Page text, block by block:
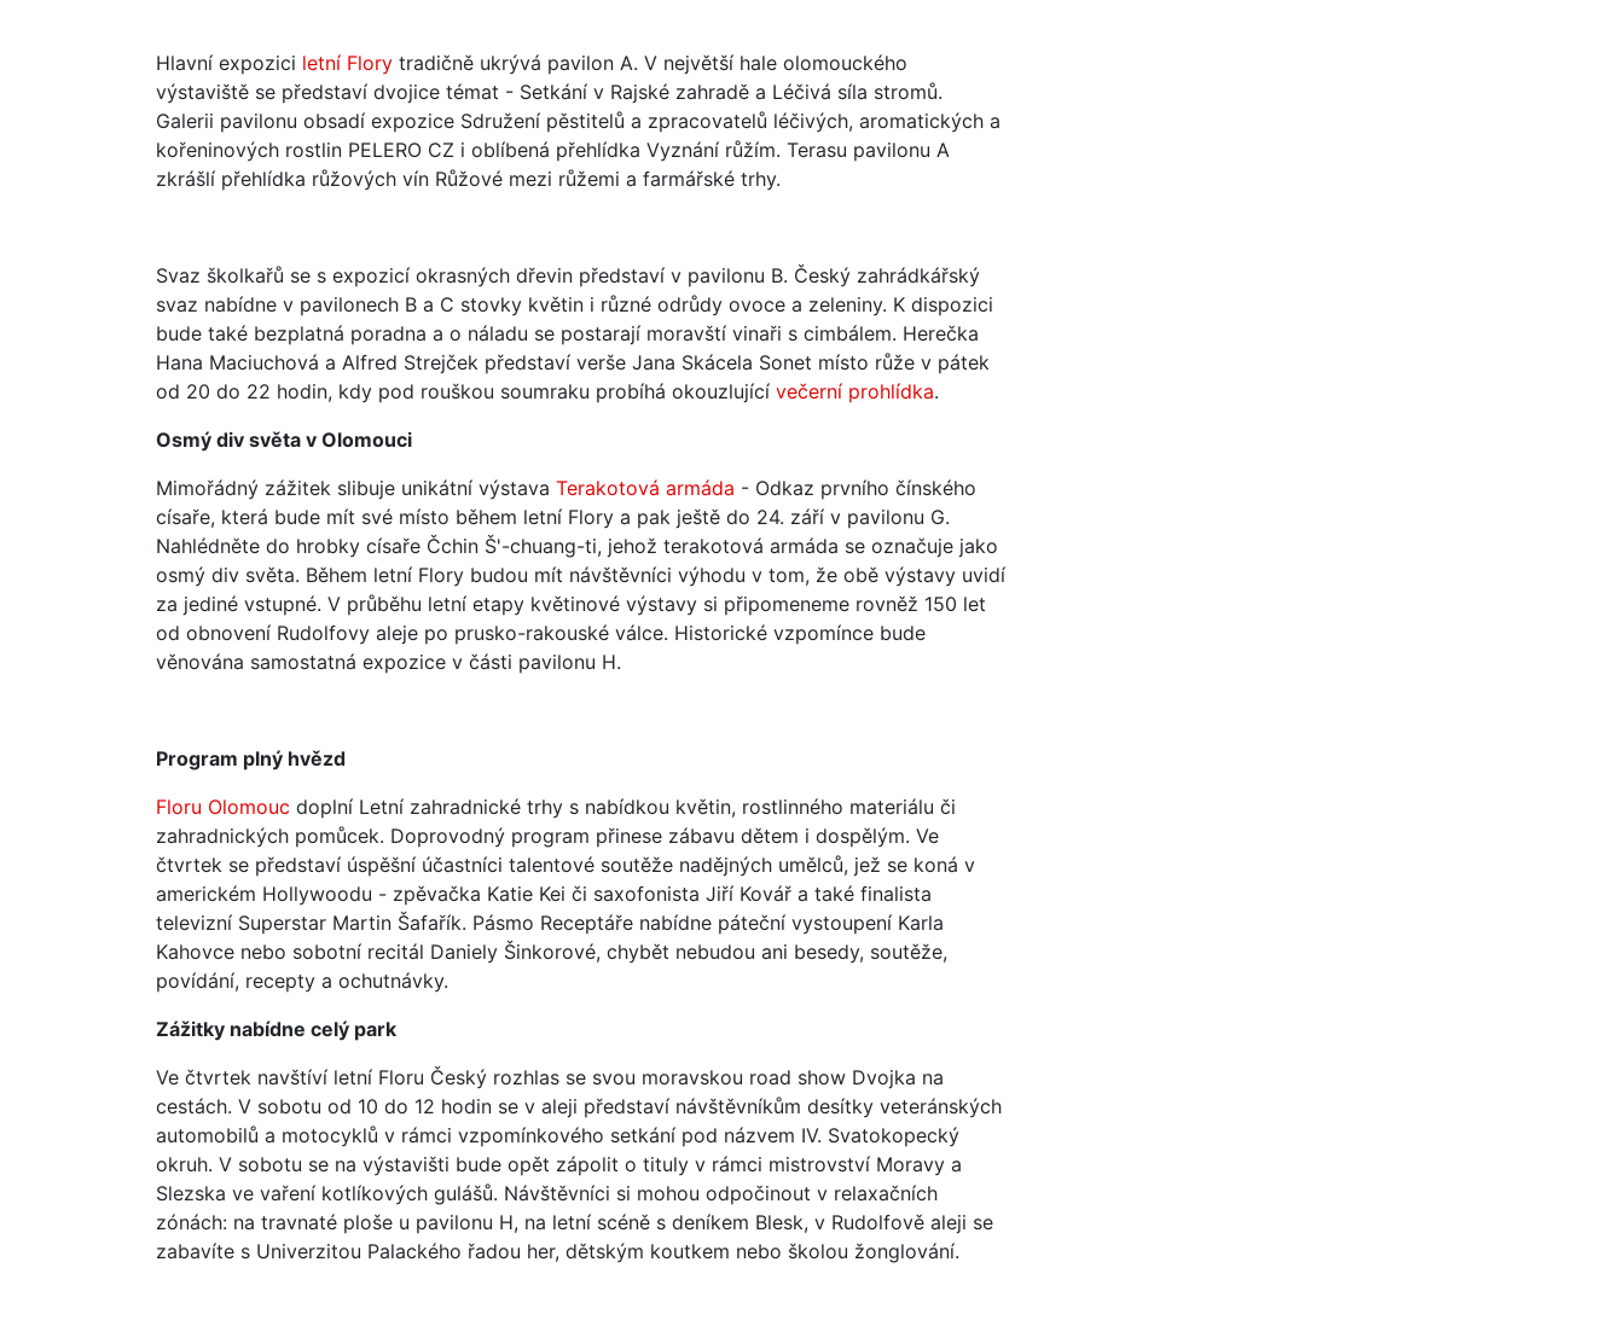
Hlavní expozici letní Flory tradičně ukrývá pavilon A. V největší hale olomouckého
výstaviště se představí dvojice témat - Setkání v Rajské zahradě a Léčivá síla stromů.
Galerii pavilonu obsadí expozice Sdružení pěstitelů a zpracovatelů léčivých, aromatických a
kořeninových rostlin PELERO CZ i oblíbená přehlídka Vyznání růžím. Terasu pavilonu A
zkrášlí přehlídka růžových vín Růžové mezi růžemi a farmářské trhy.
Svaz školkařů se s expozicí okrasných dřevin představí v pavilonu B. Český zahrádkářský
svaz nabídne v pavilonech B a C stovky květin i různé odrůdy ovoce a zeleniny. K dispozici
bude také bezplatná poradna a o náladu se postarají moravští vinaři s cimbálem. Herečka
Hana Maciuchová a Alfred Strejček představí verše Jana Skácela Sonet místo růže v pátek
od 20 do 22 hodin, kdy pod rouškou soumraku probíhá okouzlující večerní prohlídka.
Osmý div světa v Olomouci
Mimořádný zážitek slibuje unikátní výstava Terakotová armáda - Odkaz prvního čínského
císaře, která bude mít své místo během letní Flory a pak ještě do 24. září v pavilonu G.
Nahlédněte do hrobky císaře Čchin Š'-chuang-ti, jehož terakotová armáda se označuje jako
osmý div světa. Během letní Flory budou mít návštěvníci výhodu v tom, že obě výstavy uvidí
za jediné vstupné. V průběhu letní etapy květinové výstavy si připomeneme rovněž 150 let
od obnovení Rudolfovy aleje po prusko-rakouské válce. Historické vzpomínce bude
věnována samostatná expozice v části pavilonu H.
Program plný hvězd
Floru Olomouc doplní Letní zahradnické trhy s nabídkou květin, rostlinného materiálu či
zahradnických pomůcek. Doprovodný program přinese zábavu dětem i dospělým. Ve
čtvrtek se představí úspěšní účastníci talentové soutěže nadějných umělců, jež se koná v
americkém Hollywoodu - zpěvačka Katie Kei či saxofonista Jiří Kovář a také finalista
televizní Superstar Martin Šafařík. Pásmo Receptáře nabídne páteční vystoupení Karla
Kahovce nebo sobotní recitál Daniely Šinkorové, chybět nebudou ani besedy, soutěže,
povídání, recepty a ochutnávky.
Zážitky nabídne celý park
Ve čtvrtek navštíví letní Floru Český rozhlas se svou moravskou road show Dvojka na
cestách. V sobotu od 10 do 12 hodin se v aleji představí návštěvníkům desítky veteránských
automobilů a motocyklů v rámci vzpomínkového setkání pod názvem IV. Svatokopecký
okruh. V sobotu se na výstavišti bude opět zápolit o tituly v rámci mistrovství Moravy a
Slezska ve vaření kotlíkových gulášů. Návštěvníci si mohou odpočinout v relaxačních
zónách: na travnaté ploše u pavilonu H, na letní scéně s deníkem Blesk, v Rudolfově aleji se
zabavíte s Univerzitou Palackého řadou her, dětským koutkem nebo školou žonglování.